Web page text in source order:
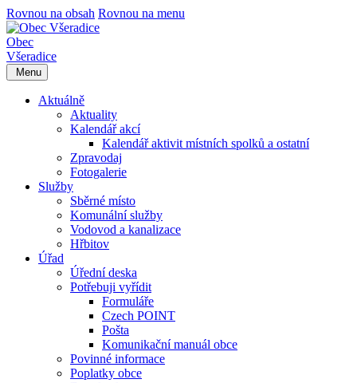
Rovnou na obsah Rovnou na menu
Obec
Všeradice
Menu
Aktuálně
Aktuality
Kalendář akcí
Kalendář aktivit místních spolků a ostatní
Zpravodaj
Fotogalerie
Služby
Sběrné místo
Komunální služby
Vodovod a kanalizace
Hřbitov
Úřad
Úřední deska
Potřebuji vyřídit
Formuláře
Czech POINT
Pošta
Komunikační manuál obce
Povinné informace
Poplatky obce